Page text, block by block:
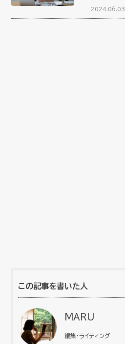
2024.06.03
この記事を書いた人
MARU
編集・ライティング